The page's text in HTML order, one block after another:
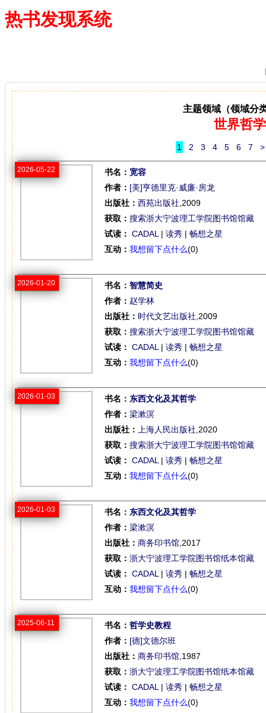
热书发现系统
主题领域（领域分
世界哲学
1 2 3 4 5 6 7 >
2026-05-22 书名： 宽容
作者： [美]亨德里克·威廉·房龙
出版社： 西苑出版社 ,2009
获取： 搜索浙大宁波理工学院图书馆馆藏
试读： CADAL | 读秀 | 畅想之星
互动： 我想留下点什么(0)
2026-01-20 书名： 智慧简史
作者： 赵学林
出版社： 时代文艺出版社 ,2009
获取： 搜索浙大宁波理工学院图书馆馆藏
试读： CADAL | 读秀 | 畅想之星
互动： 我想留下点什么(0)
2026-01-03 书名： 东西文化及其哲学
作者： 梁漱溟
出版社：
上海人民出版社 ,2020
获取： 搜索浙大宁波理工学院图书馆馆藏
试读： CADAL | 读秀 | 畅想之星
互动： 我想留下点什么(0)
2026-01-03 书名： 东西文化及其哲学
作者： 梁漱溟
出版社： 商务印书馆 ,2017
获取： 浙大宁波理工学院图书馆纸本馆藏
试读： CADAL | 读秀 | 畅想之星
互动： 我想留下点什么(0)
2025-06-11 书名： 哲学史教程
作者： [德]文德尔班
出版社： 商务印书馆 ,1987
获取： 浙大宁波理工学院图书馆纸本馆藏
试读： CADAL | 读秀 | 畅想之星
互动： 我想留下点什么(0)